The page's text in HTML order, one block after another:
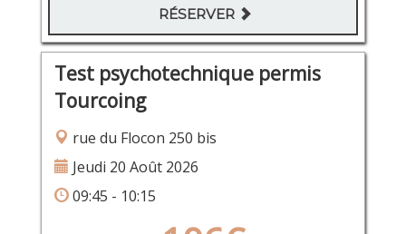
RÉSERVER
Test psychotechnique permis
Tourcoing
rue du Flocon 250 bis
Jeudi 20 Août 2026
09:45 - 10:15